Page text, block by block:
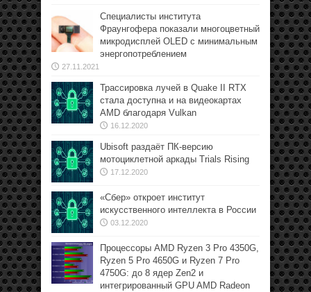
Специалисты института
Фраунгофера показали многоцветный
микродисплей OLED с минимальным
энергопотреблением
27.11.2021
Трассировка лучей в Quake II RTX
стала доступна и на видеокартах
AMD благодаря Vulkan
16.12.2020
Ubisoft раздаёт ПК-версию
мотоциклетной аркады Trials Rising
17.12.2020
«Сбер» откроет институт
искусственного интеллекта в России
03.12.2020
Процессоры AMD Ryzen 3 Pro 4350G,
Ryzen 5 Pro 4650G и Ryzen 7 Pro
4750G: до 8 ядер Zen2 и
интегрированный GPU AMD Radeon